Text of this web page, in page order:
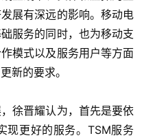
展有深远的影响。移动电
服务的同时，也为移动支
模式以及服务用户等方面
新的要求。
徐晋耀认为，首先是要依
现更好的服务。TSM服务